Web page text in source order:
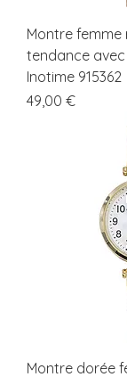
Montre
tendance
Inotime 915362
Prix
49,00 €
Montre dorée